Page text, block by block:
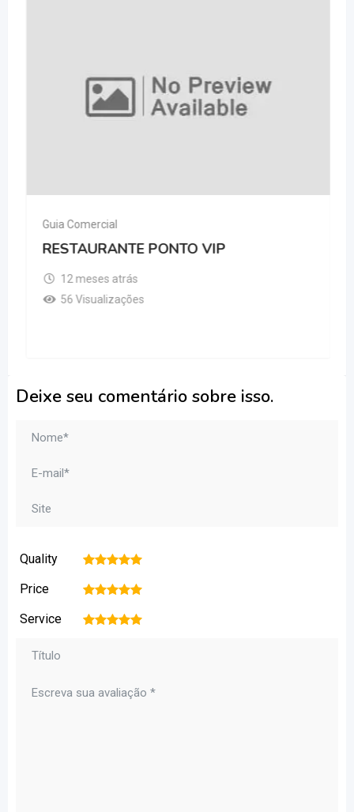
Guia Comercial
RESTAURANTE PONTO VIP
12 meses atrás
56 Visualizações
Deixe seu comentário sobre isso.
Quality 5
4
3
2
Price 5
4
3
2
Service 5
4
3
2